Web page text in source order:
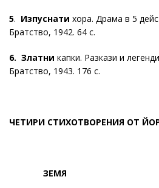
5. Изпуснати хора. Драма в 5
Братство, 1942. 64 с.
6. Златни капки. Разкази и
Братство, 1943. 176 с.
ЧЕТИРИ СТИХОТВОРЕНИЯ ОТ
ЗЕМЯ